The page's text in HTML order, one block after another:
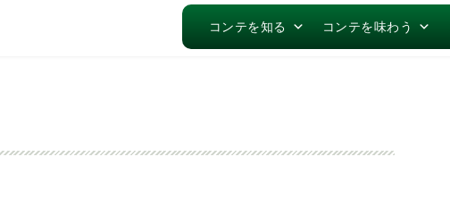
コンテを知る コンテを味わう